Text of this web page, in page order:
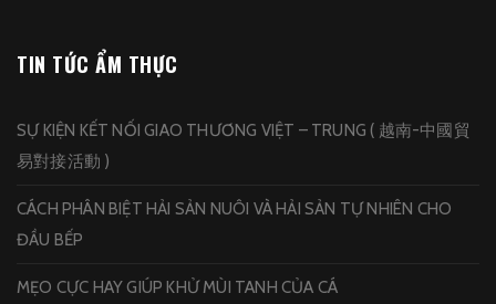
TIN TỨC ẨM THỰC
SỰ KIỆN KẾT NỐI GIAO THƯƠNG VIỆT – TRUNG ( 越南-中國貿
易對接活動 )
CÁCH PHÂN BIỆT HẢI SẢN NUÔI VÀ HẢI SẢN TỰ NHIÊN CHO
ĐẦU BẾP
MẸO CỰC HAY GIÚP KHỬ MÙI TANH CỦA CÁ